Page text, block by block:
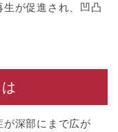
が促進され、凹凸
が深部にまで広が